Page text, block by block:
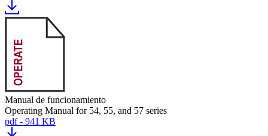
Manual de funcionamiento
Operating Manual for 54, 55, and 57 series
pdf - 941 KB